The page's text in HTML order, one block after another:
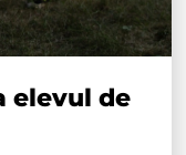
elevul de